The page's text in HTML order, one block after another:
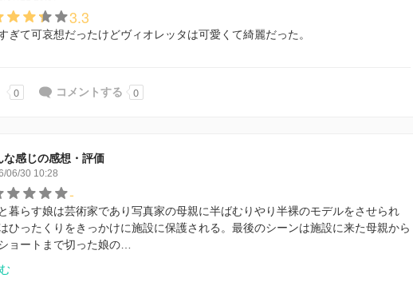
3.3
ぎて可哀想だったけどヴィオレッタは可愛くて綺麗だった。
0 コメントする 0
な感じの感想・評価
06/30 10:28
-
暮らす娘は芸術家であり写真家の母親に半ばむりやり半裸のモデルをさせられ
ひったくりをきっかけに施設に保護される。最後のシーンは施設に来た母親から
ョートまで切った娘の…